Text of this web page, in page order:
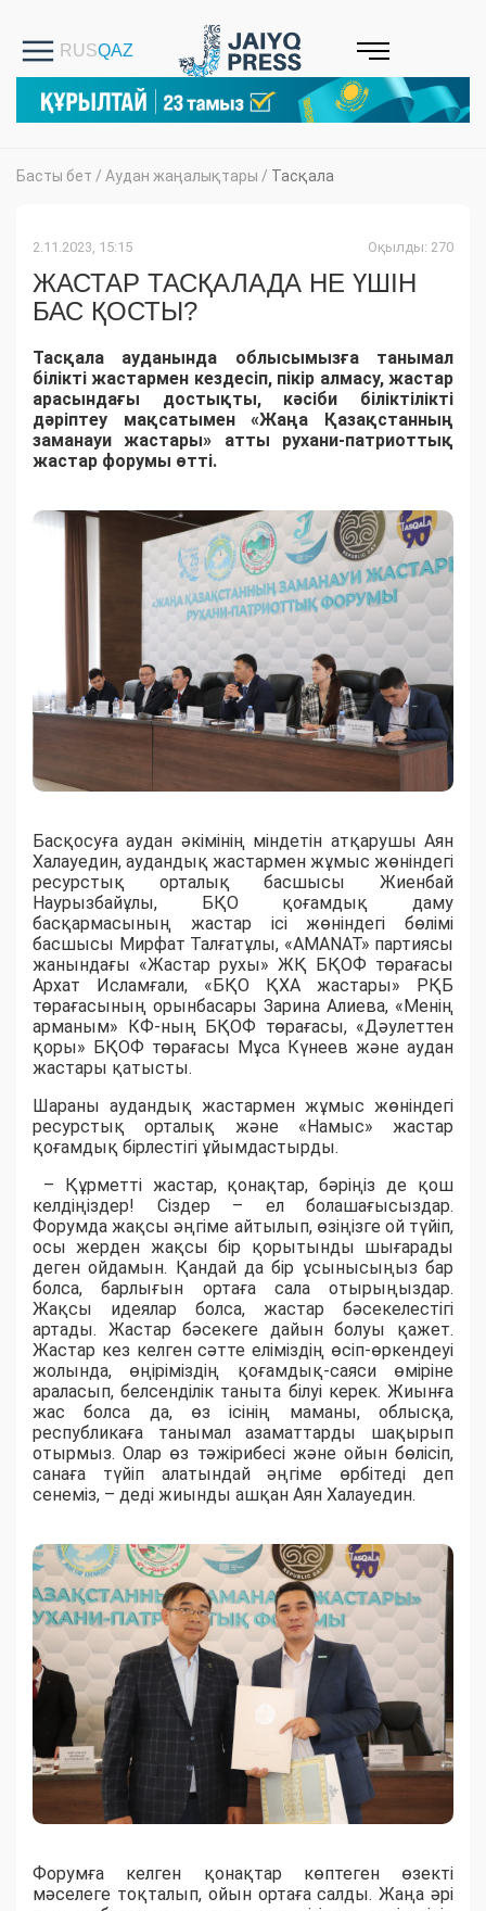
Басты бет / Аудан жаңалықтары / Тасқала
2.11.2023, 15:15 Оқылды: 270
ЖАСТАР ТАСҚАЛАДА НЕ ҮШІН
БАС ҚОСТЫ?
Тасқала ауданында облысымызға танымал
білікті жастармен кездесіп, пікір алмасу, жастар
арасындағы достықты, кәсіби біліктілікті
дәріптеу мақсатымен «Жаңа Қазақстанның
заманауи жастары» атты рухани-патриоттық
жастар форумы өтті.
Басқосуға аудан әкімінің міндетін атқарушы Аян
Халауедин, аудандық жастармен жұмыс жөніндегі
ресурстық орталық басшысы Жиенбай
Наурызбайұлы, БҚО қоғамдық даму
басқармасының жастар ісі жөніндегі бөлімі
басшысы Мирфат Талғатұлы, «AMANAT» партиясы
жанындағы «Жастар рухы» ЖҚ БҚОФ төрағасы
Архат Исламғали, «БҚО ҚХА жастары» РҚБ
төрағасының орынбасары Зарина Алиева, «Менің
арманым» КФ-ның БҚОФ төрағасы, «Дәулеттен
қоры» БҚОФ төрағасы Мұса Күнеев және аудан
жастары қатысты.
Шараны аудандық жастармен жұмыс жөніндегі
ресурстық орталық және «Намыс» жастар
қоғамдық бірлестігі ұйымдастырды.
– Құрметті жастар, қонақтар, бәріңіз де қош
келдіңіздер! Сіздер – ел болашағысыздар.
Форумда жақсы әңгіме айтылып, өзіңізге ой түйіп,
осы жерден жақсы бір қорытынды шығарады
деген ойдамын. Қандай да бір ұсынысыңыз бар
болса, барлығын ортаға сала отырыңыздар.
Жақсы идеялар болса, жастар бәсекелестігі
артады. Жастар бәсекеге дайын болуы қажет.
Жастар кез келген сәтте еліміздің өсіп-өркендеуі
жолында, өңіріміздің қоғамдық-саяси өміріне
араласып, белсенділік таныта білуі керек. Жиынға
жас болса да, өз ісінің маманы, облысқа,
республикаға танымал азаматтарды шақырып
отырмыз. Олар өз тәжірибесі және ойын бөлісіп,
санаға түйіп алатындай әңгіме өрбітеді деп
сенеміз, – деді жиынды ашқан Аян Халауедин.
Форумға келген қонақтар көптеген өзекті
мәселеге тоқталып, ойын ортаға салды. Жаңа әрі